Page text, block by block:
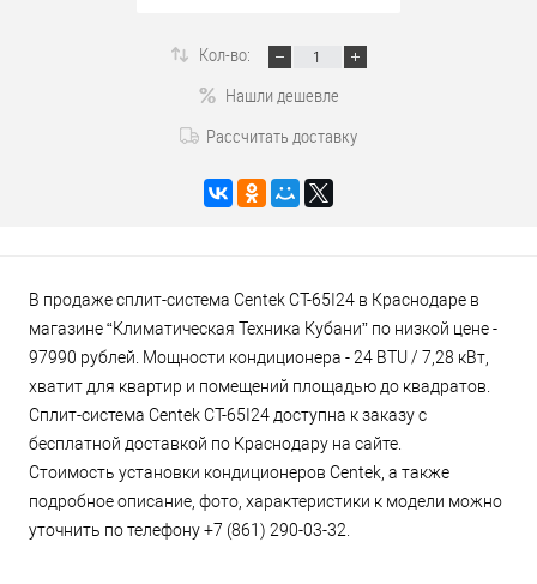
Кол-во:
Нашли дешевле
Рассчитать доставку
В продаже сплит-система Centek CT-65I24 в Краснодаре в
магазине “Климатическая Техника Кубани” по низкой цене -
97990 рублей. Мощности кондиционера - 24 BTU / 7,28 кВт,
хватит для квартир и помещений площадью до квадратов.
Сплит-система Centek CT-65I24 доступна к заказу с
бесплатной доставкой по Краснодару на сайте.
Стоимость установки кондиционеров Centek, а также
подробное описание, фото, характеристики к модели можно
уточнить по телефону +7 (861) 290-03-32.